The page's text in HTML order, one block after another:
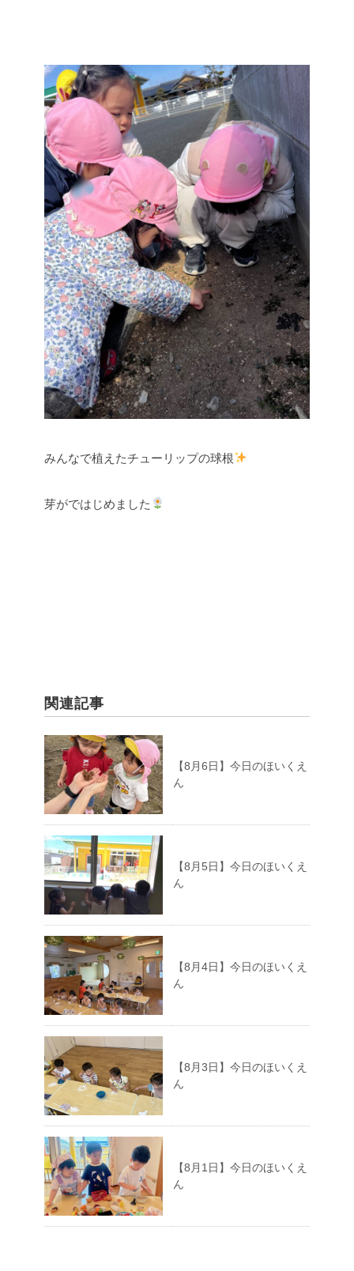
みんなで植えたチューリップの球根
芽がではじめました
関連記事
【8月6日】今日のほいくえ
ん
【8月5日】今日のほいくえ
ん
【8月4日】今日のほいくえ
ん
【8月3日】今日のほいくえ
ん
【8月1日】今日のほいくえ
ん